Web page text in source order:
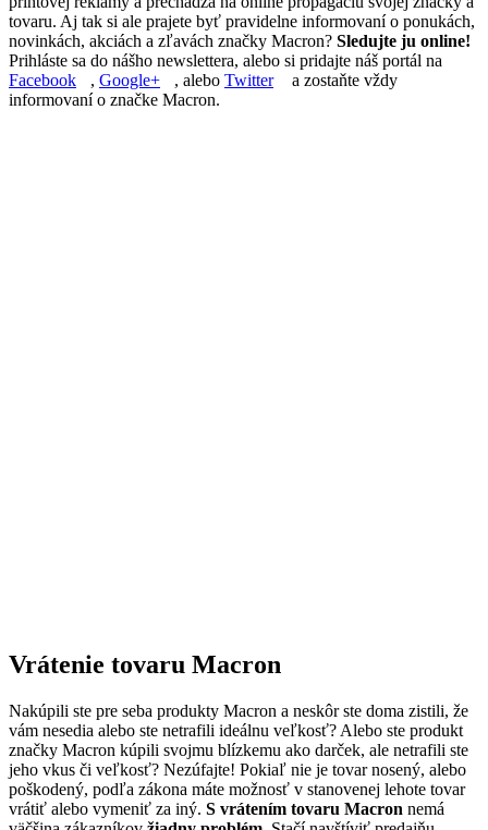
tovaru. Aj tak si ale prajete byť pravidelne informovaní o ponukách,
novinkách, akciách a zľavách značky Macron? Sledujte ju online!
Prihláste sa do nášho newslettera, alebo si pridajte náš portál na
Facebook
, Google+ , alebo Twitter
a zostaňte vždy
informovaní o značke Macron.
Vrátenie tovaru Macron
Nakúpili ste pre seba produkty Macron a neskôr ste doma zistili, že
vám nesedia alebo ste netrafili ideálnu veľkosť? Alebo ste produkt
značky Macron kúpili svojmu blízkemu ako darček, ale netrafili ste
jeho vkus či veľkosť? Nezúfajte! Pokiaľ nie je tovar nosený, alebo
poškodený, podľa zákona máte možnosť v stanovenej lehote tovar
vrátiť alebo vymeniť za iný. S vrátením tovaru Macron nemá